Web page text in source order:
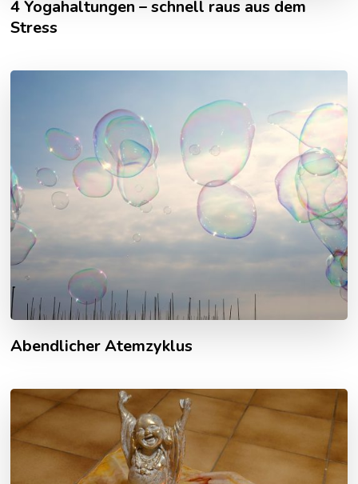
4 Yogahaltungen – schnell raus aus dem
Stress
Abendlicher Atemzyklus